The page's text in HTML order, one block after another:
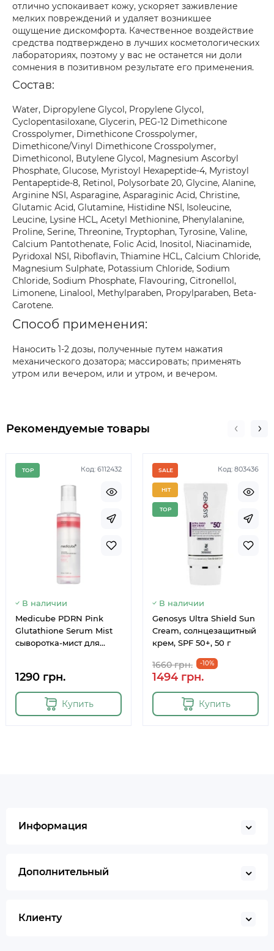
отлично успокаивает кожу, ускоряет заживление
мелких повреждений и удаляет возникшее
ощущение дискомфорта. Качественное воздействие
средства подтверждено в лучших косметологических
лабораториях, поэтому у вас не останется ни доли
сомнения в позитивном результате его применения.
Состав:
Water, Dipropylene Glycol, Propylene Glycol,
Cyclopentasiloxane, Glycerin, PEG-12 Dimethicone
Crosspolymer, Dimethicone Crosspolymer,
Dimethicone/Vinyl Dimethicone Crosspolymer,
Dimethiconol, Butylene Glycol, Magnesium Ascorbyl
Phosphate, Glucose, Myristoyl Hexapeptide-4, Myristoyl
Pentapeptide-8, Retinol, Polysorbate 20, Glycine, Alanine,
Arginine NSI, Asparagine, Asparaginic Acid, Christine,
Glutamic Acid, Glutamine, Histidine NSI, Isoleucine,
Leucine, Lysine HCL, Acetyl Methionine, Phenylalanine,
Proline, Serine, Threonine, Tryptophan, Tyrosine, Valine,
Calcium Pantothenate, Folic Acid, Inositol, Niacinamide,
Pyridoxal NSI, Riboflavin, Thiamine HCL, Calcium Chloride,
Magnesium Sulphate, Potassium Chloride, Sodium
Chloride, Sodium Phosphate, Flavouring, Citronellol,
Limonene, Linalool, Methylparaben, Propylparaben, Beta-
Carotene.
Способ применения:
Наносить 1-2 дозы, полученные путем нажатия
механического дозатора; массировать; применять
утром или вечером, или и утром, и вечером.
Рекомендуемые товары
Код: 6112432
TOP
В наличии
Medicube PDRN Pink
Glutathione Serum Mist
сыворотка-мист для
1290 грн.
Купить
Код: 803436
SALE
HIT
TOP
В наличии
Genosys Ultra Shield Sun
Cream, солнцезащитный
крем, SPF 50+, 50 г
1660 грн. -10%
1494 грн.
Купить
Информация
Дополнительный
Клиенту